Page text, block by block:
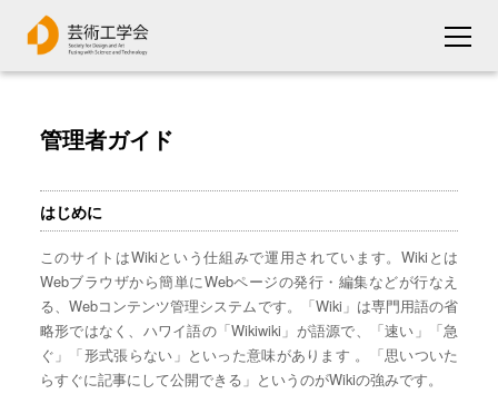
管理者ガイド
はじめに
このサイトはWikiという仕組みで運用されています。Wikiとは
Webブラウザから簡単にWebページの発行・編集などが行なえ
る、Webコンテンツ管理システムです。「Wiki」は専門用語の省
略形ではなく、ハワイ語の「Wikiwiki」が語源で、「速い」「急
ぐ」「形式張らない」といった意味があります 。「思いついた
らすぐに記事にして公開できる」というのがWikiの強みです。